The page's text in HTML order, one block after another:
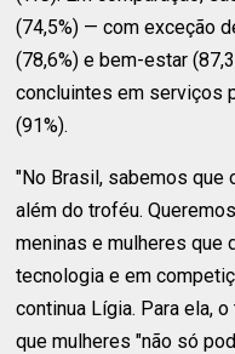
(74,5%) — com exceção
(78,6%) e bem-estar
concluintes em serviços
(91%).
"No Brasil, sabemos que
além do troféu.
meninas e mulheres que
tecnologia e em
continua Lígia. Para ela,
que mulheres "não só